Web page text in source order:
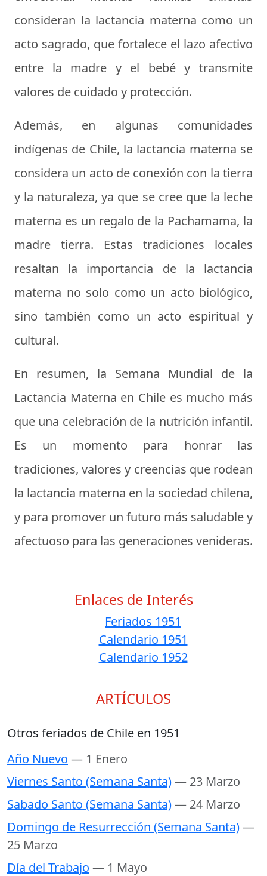
consideran la lactancia materna como un
acto sagrado, que fortalece el lazo afectivo
entre la madre y el bebé y transmite
valores de cuidado y protección.
Además, en algunas comunidades
indígenas de Chile, la lactancia materna se
considera un acto de conexión con la tierra
y la naturaleza, ya que se cree que la leche
materna es un regalo de la Pachamama, la
madre tierra. Estas tradiciones locales
resaltan la importancia de la lactancia
materna no solo como un acto biológico,
sino también como un acto espiritual y
cultural.
En resumen, la Semana Mundial de la
Lactancia Materna en Chile es mucho más
que una celebración de la nutrición infantil.
Es un momento para honrar las
tradiciones, valores y creencias que rodean
la lactancia materna en la sociedad chilena,
y para promover un futuro más saludable y
afectuoso para las generaciones venideras.
Enlaces de Interés
Feriados 1951
Calendario 1951
Calendario 1952
ARTÍCULOS
Otros feriados de Chile en 1951
Año Nuevo — 1 Enero
Viernes Santo (Semana Santa)— 23 Marzo
Sabado Santo (Semana Santa)— 24 Marzo
Domingo de Resurrección (Semana Santa)—
25 Marzo
Día del Trabajo — 1 Mayo